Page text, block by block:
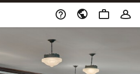
Bonvoy